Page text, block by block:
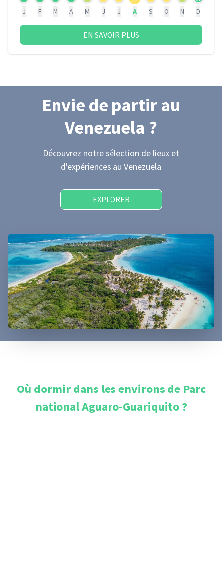
J F M A M J J A S O N D
EN SAVOIR PLUS
Envie de partir au
Venezuela ?
Découvrez notre sélection de lieux et
d'expériences au Venezuela
EXPLORER
Où dormir dans les environs de Parc
national Aguaro-Guariquito?